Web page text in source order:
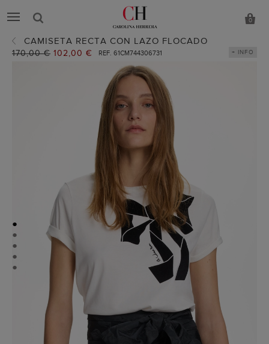
0
CAMISETA RECTA CON LAZO FLOCADO
Precio
170,00 € Precio
102,00 € REF. 61CM744306731 + INFO
●
●
●
●
●